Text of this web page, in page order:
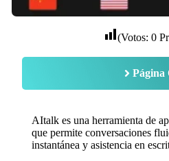
(Votos: 0
Página
AItalk es una herramienta de
que permite conversaciones
instantánea y asistencia en